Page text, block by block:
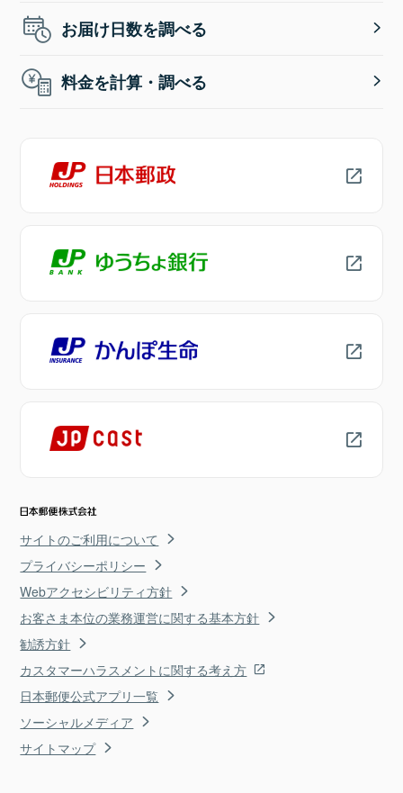
お届け日数を調べる
料金を計算・調べる
サイトのご利用について
プライバシーポリシー
Webアクセシビリティ方針
お客さま本位の業務運営に関する基本方針
勧誘方針
カスタマーハラスメントに関する考え方
日本郵便公式アプリ一覧
ソーシャルメディア
サイトマップ